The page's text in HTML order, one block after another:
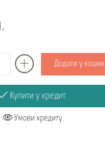
Додати у кошик
Купити у кредит
Умови кредиту